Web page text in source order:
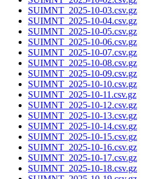
SUIMNT_2025-10-03.csv.gz
SUIMNT_2025-10-04.csv.gz
SUIMNT_2025-10-05.csv.gz
SUIMNT_2025-10-06.csv.gz
SUIMNT_2025-10-07.csv.gz
SUIMNT_2025-10-08.csv.gz
SUIMNT_2025-10-09.csv.gz
SUIMNT_2025-10-10.csv.gz
SUIMNT_2025-10-11.csv.gz
SUIMNT_2025-10-12.csv.gz
SUIMNT_2025-10-13.csv.gz
SUIMNT_2025-10-14.csv.gz
SUIMNT_2025-10-15.csv.gz
SUIMNT_2025-10-16.csv.gz
SUIMNT_2025-10-17.csv.gz
SUIMNT_2025-10-18.csv.gz